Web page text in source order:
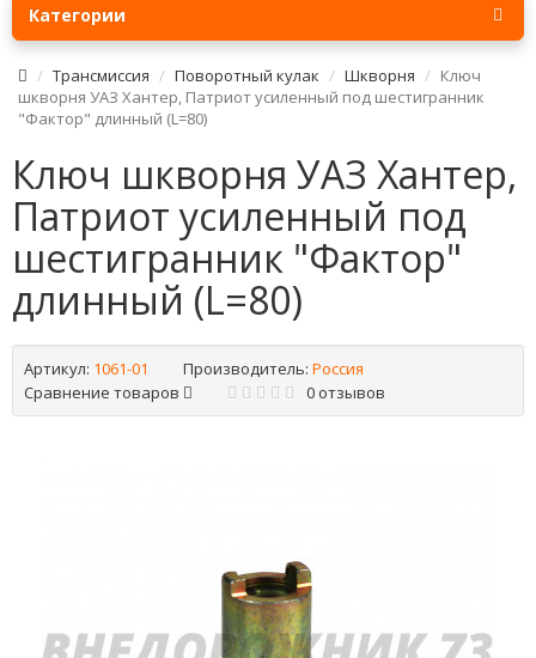
Категории
Трансмиссия Поворотный кулак Шкворня
Ключ
шкворня УАЗ Хантер, Патриот усиленный под шестигранник
"Фактор" длинный (L=80)
Ключ шкворня УАЗ Хантер,
Патриот усиленный под
шестигранник "Фактор"
длинный (L=80)
Артикул: 1061-01 Производитель: Россия
Сравнение товаров
0 отзывов